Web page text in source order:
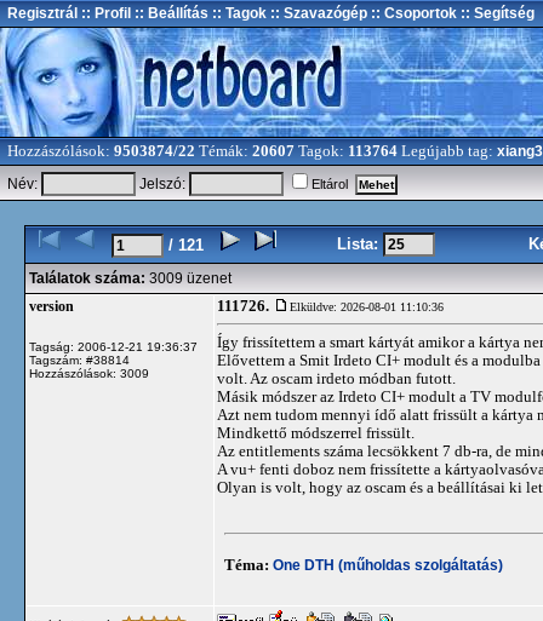
Regisztrál :: Profil :: Beállítás :: Tagok :: Szavazógép :: Csoportok :: Segítség
Hozzászólások: 9503874/22 Témák: 20607 Tagok: 113764 Legújabb tag:
Név:
Jelszó: Eltárol
/ 121 Lista:
Találatok száma: 3009 üzenet
version
Tagság: 2006-12-21 19:36:37
Tagszám: #38814
Hozzászólások: 3009
111726. Elküldve: 2026-08-01 11:10:36
Így frissítettem a smart kártyát amikor a kártya
Elővettem a Smit Irdeto CI+ modult és a
volt. Az oscam irdeto módban futott.
Másik módszer az Irdeto CI+ modult a TV
Azt nem tudom mennyi ídő alatt frissült a kártya
Mindkettő módszerrel frissült.
Az entitlements száma lecsökkent 7 db-ra, de
A vu+ fenti doboz nem frissítette a
Olyan is volt, hogy az oscam és a beállításai ki
Téma: One DTH (műholdas szolgáltatás)